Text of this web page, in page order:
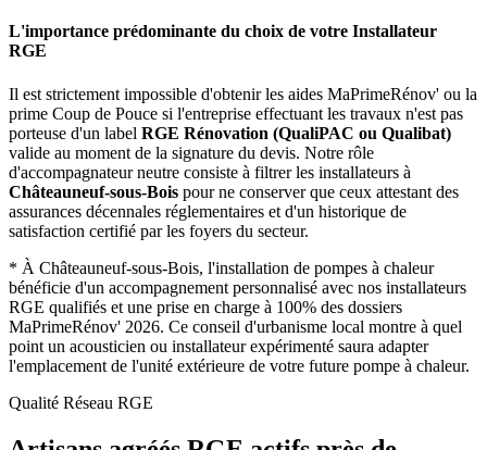
L'importance prédominante du choix de votre Installateur
RGE
Il est strictement impossible d'obtenir les aides MaPrimeRénov' ou la
prime Coup de Pouce si l'entreprise effectuant les travaux n'est pas
porteuse d'un label RGE Rénovation (QualiPAC ou Qualibat)
valide au moment de la signature du devis. Notre rôle
d'accompagnateur neutre consiste à filtrer les installateurs à
Châteauneuf-sous-Bois pour ne conserver que ceux attestant des
assurances décennales réglementaires et d'un historique de
satisfaction certifié par les foyers du secteur.
* À Châteauneuf-sous-Bois, l'installation de pompes à chaleur
bénéficie d'un accompagnement personnalisé avec nos installateurs
RGE qualifiés et une prise en charge à 100% des dossiers
MaPrimeRénov' 2026. Ce conseil d'urbanisme local montre à quel
point un acousticien ou installateur expérimenté saura adapter
l'emplacement de l'unité extérieure de votre future pompe à chaleur.
Qualité Réseau RGE